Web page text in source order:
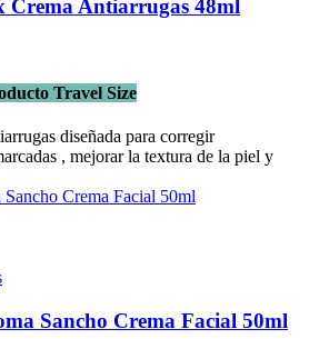
Crema Antiarrugas 48ml
Travel Size
diseñada para corregir
, mejorar la textura de la piel y
Sancho Crema Facial 50ml